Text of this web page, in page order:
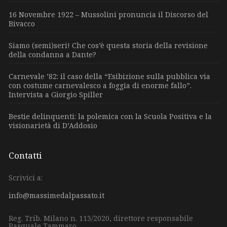
16 Novembre 1922 – Mussolini pronuncia il Discorso del
Bivacco
Siamo (semi)seri! Che cos’è questa storia della revisione
della condanna a Dante?
Carnevale ’82: il caso della “Esibizione sulla pubblica via
con costume carnevalesco a foggia di enorme fallo”.
Intervista a Giorgio Spiller
Bestie delinquenti: la polemica con la Scuola Positiva e la
visionarietà di D’Addosio
Contatti
Scrivici a:
info@massimedalpassato.it
Reg. Trib. Milano n. 113/2020, direttore responsabile